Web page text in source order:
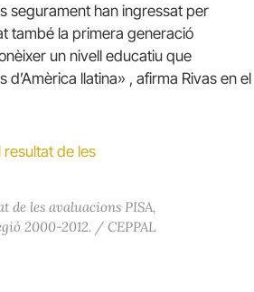
segurament han ingressat per
també la primera generació
un nivell educatiu que
llatina» , afirma Rivas en el
les avaluacions PISA,
2000-2012. / CEPPAL